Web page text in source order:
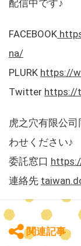
配信中です♪
FACEBOOK
na/
PLURK https://
Twitter https://
虎之穴有限公
わせください♪
委託窓口
連絡先
関連記事